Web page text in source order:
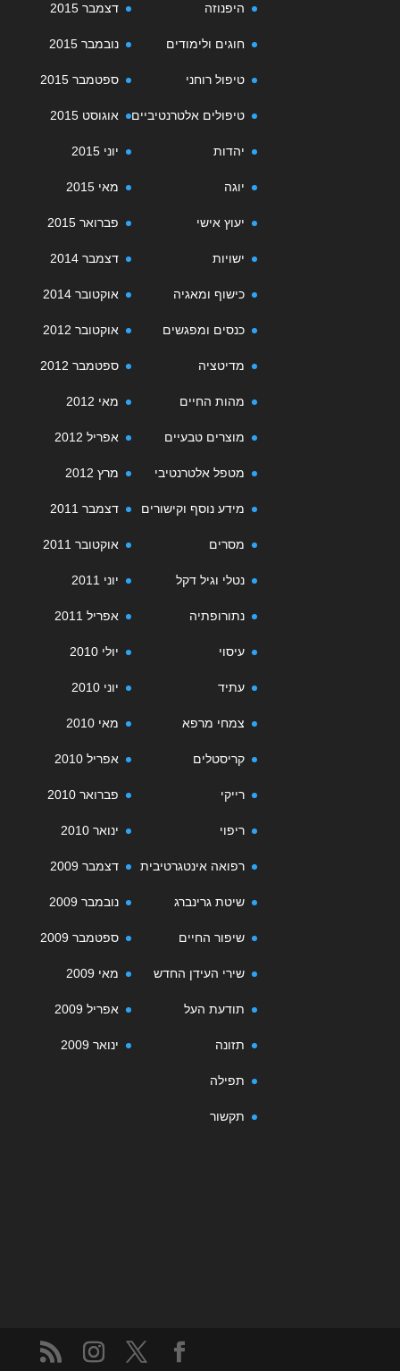
דצמבר 2015
נובמבר 2015
ספטמבר 2015
אוגוסט 2015
יוני 2015
מאי 2015
פברואר 2015
דצמבר 2014
אוקטובר 2014
אוקטובר 2012
ספטמבר 2012
מאי 2012
אפריל 2012
מרץ 2012
דצמבר 2011
אוקטובר 2011
יוני 2011
אפריל 2011
יולי 2010
יוני 2010
מאי 2010
אפריל 2010
פברואר 2010
ינואר 2010
דצמבר 2009
נובמבר 2009
ספטמבר 2009
מאי 2009
אפריל 2009
ינואר 2009
היפנוזה
חוגים ולימודים
טיפול רוחני
טיפולים אלטרנטיביים
יהדות
יוגה
יעוץ אישי
ישויות
כישוף ומאגיה
כנסים ומפגשים
מדיטציה
מהות החיים
מוצרים טבעיים
מטפל אלטרנטיבי
מידע נוסף וקישורים
מסרים
נטלי וגיל דקל
נתורופתיה
עיסוי
עתיד
צמחי מרפא
קריסטלים
רייקי
ריפוי
רפואה אינטגרטיבית
שיטת גרינברג
שיפור החיים
שירי העידן החדש
תודעת העל
תזונה
תפילה
תקשור